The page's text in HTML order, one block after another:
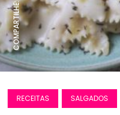
COMPARTILHE:
RECEITAS SALGADOS